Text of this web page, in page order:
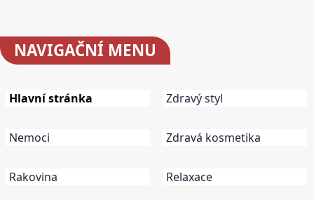
NAVIGAČNÍ MENU
Hlavní stránka
Nemoci
Rakovina
Zdravý styl
Zdravá kosmetika
Relaxace